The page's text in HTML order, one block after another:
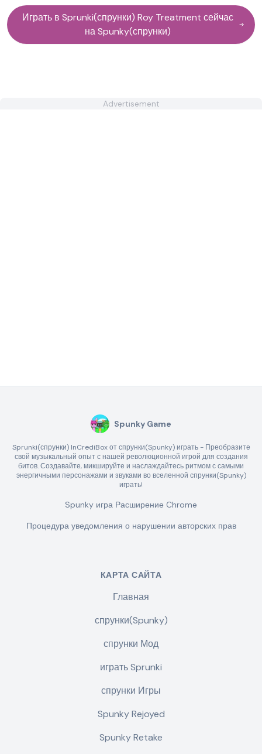
Играть в Sprunki(спрунки) Roy Treatment сейчас
на Spunky(спрунки)
Advertisement
Spunky Game
Sprunki(спрунки) InCrediBox от спрунки(Spunky) играть - Преобразите
свой музыкальный опыт с нашей революционной игрой для создания
битов. Создавайте, микшируйте и наслаждайтесь ритмом с самыми
энергичными персонажами и звуками во вселенной спрунки(Spunky)
играть!
Spunky игра Расширение Chrome
Процедура уведомления о нарушении авторских прав
КАРТА САЙТА
Главная
спрунки(Spunky)
спрунки Мод
играть Sprunki
спрунки Игры
Spunky Rejoyed
Spunky Retake